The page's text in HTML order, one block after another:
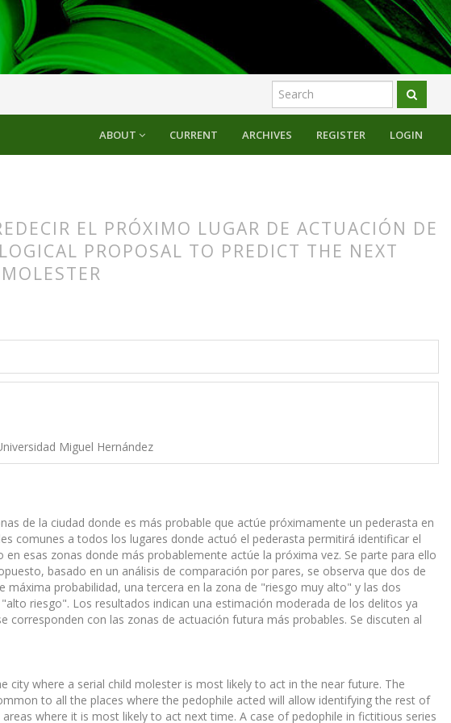
ABOUT CURRENT ARCHIVES REGISTER LOGIN
EL PRÓXIMO LUGAR DE ACTUACIÓN DE
PROPOSAL TO PREDICT THE NEXT
Miguel Hernández
de la ciudad donde es más probable que actúe próximamente un pederasta en
comunes a todos los lugares donde actuó el pederasta permitirá identificar el
esas zonas donde más probablemente actúe la próxima vez. Se parte para ello
basado en un análisis de comparación por pares, se observa que dos de
probabilidad, una tercera en la zona de "riesgo muy alto" y las dos
riesgo". Los resultados indican una estimación moderada de los delitos ya
con las zonas de actuación futura más probables. Se discuten al
where a serial child molester is most likely to act in the near future. The
to all the places where the pedophile acted will allow identifying the rest of
where it is most likely to act next time. A case of pedophile in fictitious series